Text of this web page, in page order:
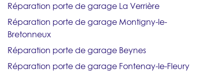
Réparation porte de garage La Verrière
Réparation porte de garage Montigny-le-
Bretonneux
Réparation porte de garage Beynes
Réparation porte de garage Fontenay-le-Fleury